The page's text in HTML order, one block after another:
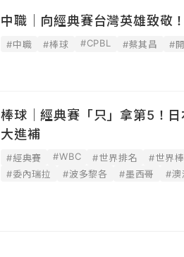
中職｜向經典賽台灣英雄致敬
#中職 #棒球 #CPBL #蔡其昌 #
棒球｜經典賽「只」拿第5！
大進補
#經典賽 #WBC #世界排名 #世界
#委內瑞拉
#波多黎各 #墨西哥 #澳